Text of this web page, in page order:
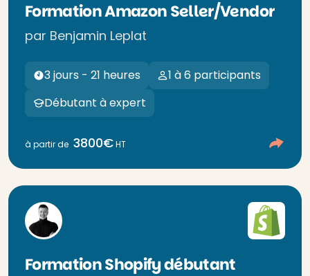
Formation Amazon Seller/Vendor
par Benjamin Leplat
3 jours - 21 heures
1 à 6 participants
Débutant à expert
à partir de 3800€HT
Formation Shopify débutant